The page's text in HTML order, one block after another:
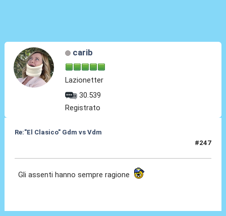
carib
Lazionetter
30.539
Registrato
Re:"El Clasico" Gdm vs Vdm
#247
Gli assenti hanno sempre ragione